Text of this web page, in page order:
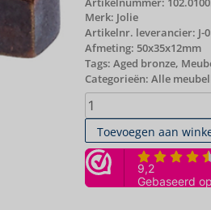
Merk: Jolie
Artikelnr. leverancier: J-
Afmeting: 50x35x12mm
Tags: Aged bronze,
Categorieën: Alle
Toevoegen aan